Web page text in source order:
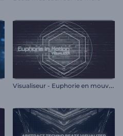
V
isualiseur - Euphorie en mouvement